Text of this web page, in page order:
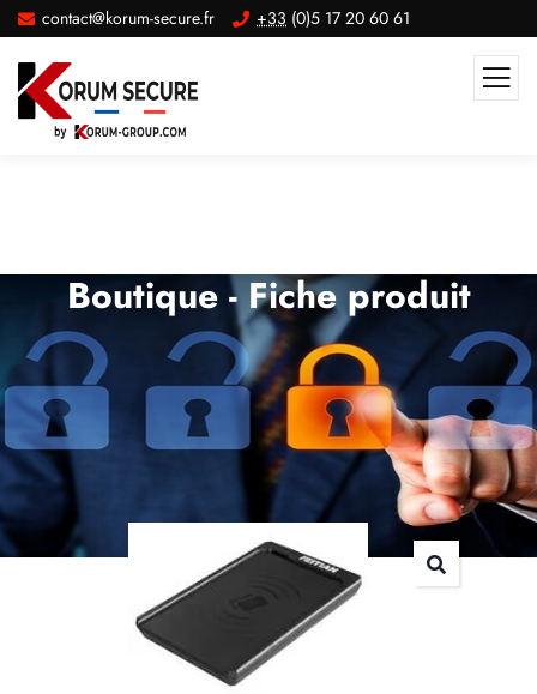
contact@korum-secure.fr +33 (0)5 17 20 60 61
Boutique - Fiche produit